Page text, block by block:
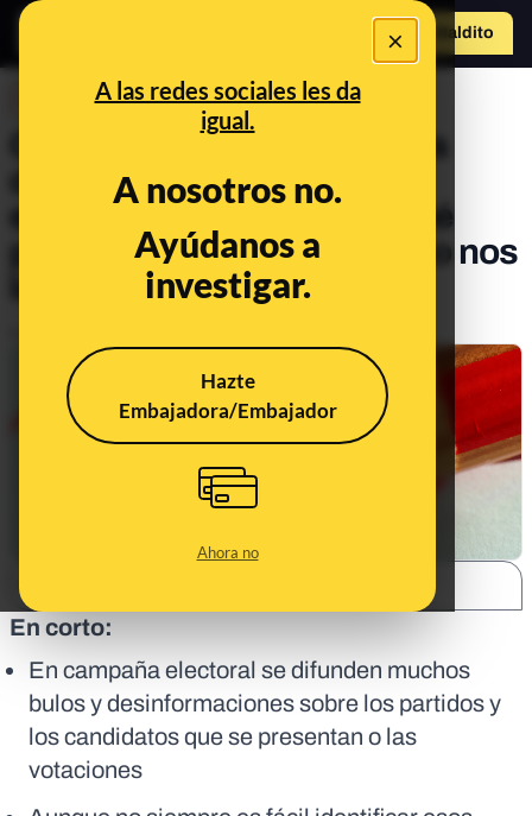
×
A las redes sociales les da
igual.
A nosotros no.
Ayúdanos a
investigar.
Hazte
Embajadora/Embajador
Ahora no
Hazte Maldito
Consejos para no caer en la
desinformación en estas
elecciones generales: ¿qué
podemos hacer para que no nos
la cuelen?
En corto:
En campaña electoral se difunden muchos
bulos y desinformaciones sobre los partidos y
los candidatos que se presentan o las
votaciones